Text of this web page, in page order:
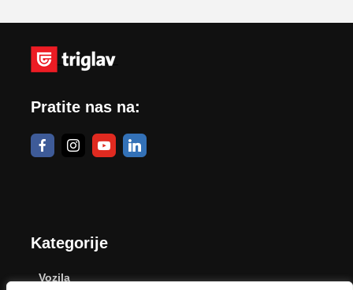
Pratite nas na:
Kategorije
Vozila